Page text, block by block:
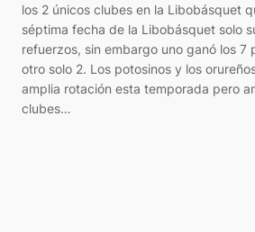
los 2 únicos clubes en la Libobásquet
séptima fecha de la Libobásquet solo
refuerzos, sin embargo uno ganó los 7
otro solo 2. Los potosinos y los
amplia rotación esta temporada pero
clubes…